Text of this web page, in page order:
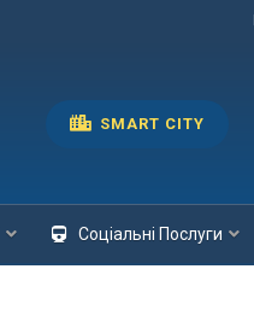
SMART CITY
Соціальні Послуги